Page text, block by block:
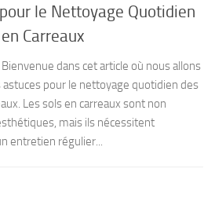
le Nettoyage Quotidien
Carreaux
dans cet article où nous allons
pour le nettoyage quotidien des
Les sols en carreaux sont non
mais ils nécessitent
entretien régulier...